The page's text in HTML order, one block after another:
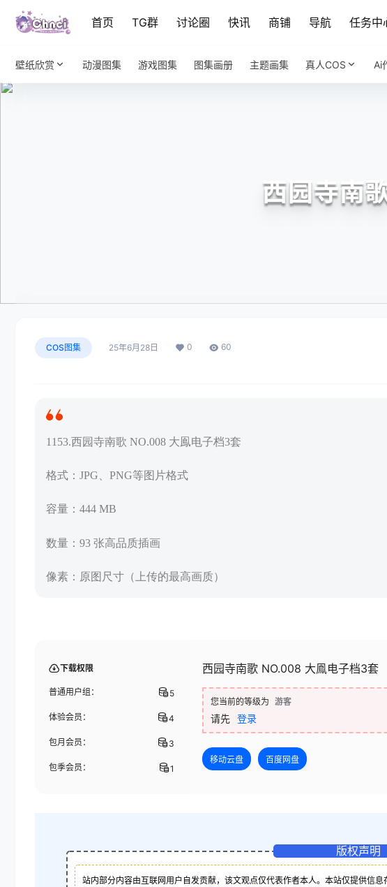
首页 TG群 讨论圈 快讯 商铺 导航 任务中
壁纸欣赏 动漫图集 游戏图集 图集画册 主题画集 真人COS Ai
西园寺南
COS图集 25年6月28日 0 60
1153.西园寺南歌 NO.008 大鳯电子档3套
格式：JPG、PNG等图片格式
容量：444 MB
数量：93 张高品质插画
像素：原图尺寸（上传的最高画质）
下载权限
普通用户组： 5
体验会员： 4
包月会员： 3
包季会员： 1
西园寺南歌 NO.008 大鳯电子档3套
您当前的等级为 游客
请先 登录
移动云盘 百度网盘
版权声明
站内部分内容由互联网用户自发贡献，该文观点仅代表作者本人。本站仅提供信